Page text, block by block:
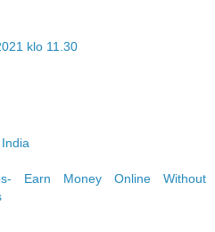
klo 11.30
Earn Money Online Without